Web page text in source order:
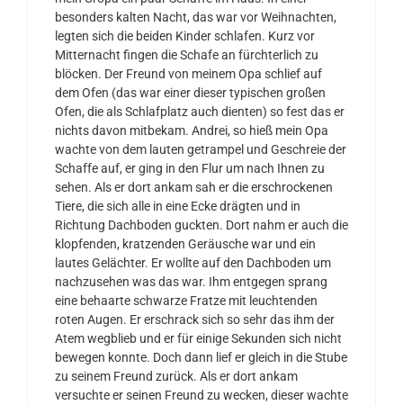
besonders kalten Nacht, das war vor Weihnachten,
legten sich die beiden Kinder schlafen. Kurz vor
Mitternacht fingen die Schafe an fürchterlich zu
blöcken. Der Freund von meinem Opa schlief auf
dem Ofen (das war einer dieser typischen großen
Ofen, die als Schlafplatz auch dienten) so fest das er
nichts davon mitbekam. Andrei, so hieß mein Opa
wachte von dem lauten getrampel und Geschreie der
Schaffe auf, er ging in den Flur um nach Ihnen zu
sehen. Als er dort ankam sah er die erschrockenen
Tiere, die sich alle in eine Ecke drägten und in
Richtung Dachboden guckten. Dort nahm er auch die
klopfenden, kratzenden Geräusche war und ein
lautes Gelächter. Er wollte auf den Dachboden um
nachzusehen was das war. Ihm entgegen sprang
eine behaarte schwarze Fratze mit leuchtenden
roten Augen. Er erschrack sich so sehr das ihm der
Atem wegblieb und er für einige Sekunden sich nicht
bewegen konnte. Doch dann lief er gleich in die Stube
zu seinem Freund zurück. Als er dort ankam
versuchte er seinen Freund zu wecken, dieser wachte